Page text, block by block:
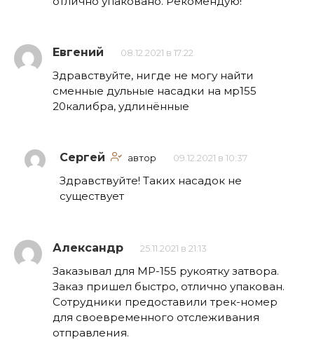
Евгений 08.12.2021 в 17:22
Здравствуйте, нигде не могу найти
сменные дульные насадки на мр155
20калибра, удлинённые
Сергей автор 09.12.2021 в 10:37
Здравствуйте! Таких насадок не
существует
Александр 25.11.2021 в 21:13
Заказывал для МР-155 рукоятку затвора.
Заказ пришел быстро, отлично упакован.
Сотрудники предоставили трек-номер
для своевременного отслеживания
отправления.